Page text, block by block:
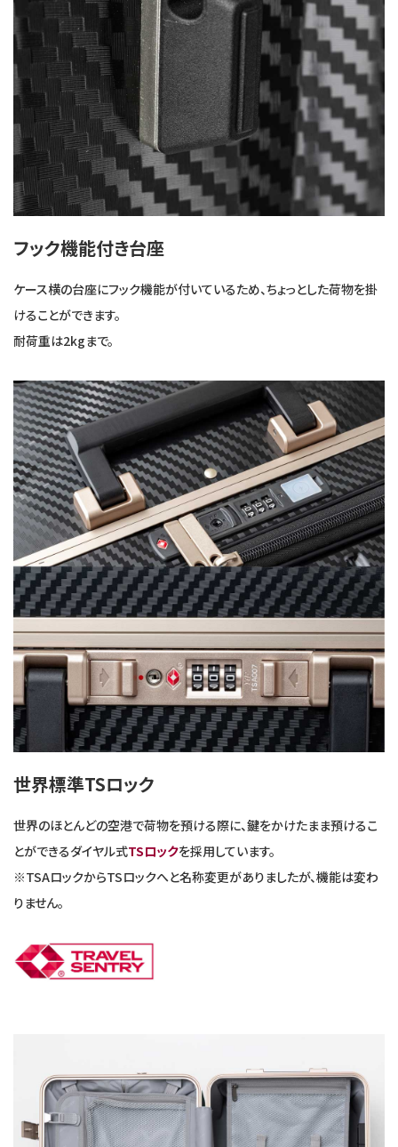
フック機能付き台座
ケース横の台座にフック機能が付いているため、ちょっとした荷物を掛
けることができます。
耐荷重は2kgまで。
世界標準TSロック
世界のほとんどの空港で荷物を預ける際に、鍵をかけたまま預けるこ
とができるダイヤル式TSロックを採用しています。
※TSAロックからTSロックへと名称変更がありましたが、機能は変わ
りません。